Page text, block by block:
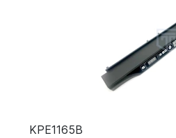
KPE1165B